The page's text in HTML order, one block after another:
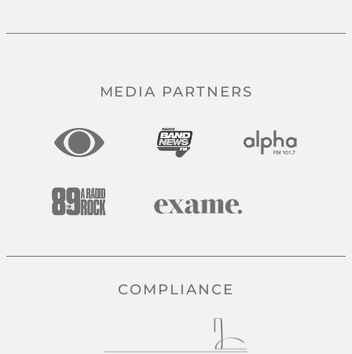
MEDIA PARTNERS
COMPLIANCE